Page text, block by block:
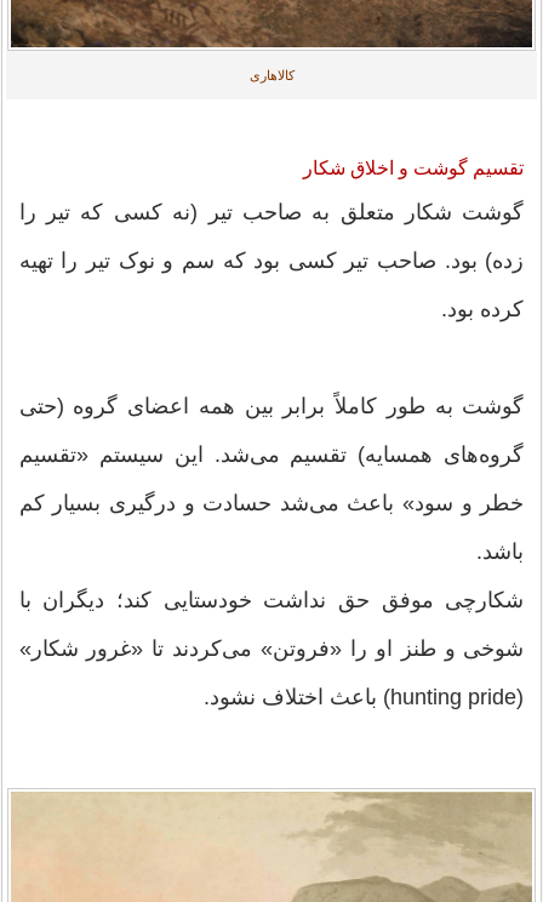
کالاهاری
تقسیم گوشت و اخلاق شکار
گوشت شکار متعلق به صاحب تیر (نه کسی که تیر را
زده) بود. صاحب تیر کسی بود که سم و نوک تیر را تهیه
کرده بود.
گوشت به طور کاملاً برابر بین همه اعضای گروه (حتی
گروه‌های همسایه) تقسیم می‌شد. این سیستم «تقسیم
خطر و سود» باعث می‌شد حسادت و درگیری بسیار کم
باشد.
شکارچی موفق حق نداشت خودستایی کند؛ دیگران با
شوخی و طنز او را «فروتن» می‌کردند تا «غرور شکار»
(hunting pride) باعث اختلاف نشود.